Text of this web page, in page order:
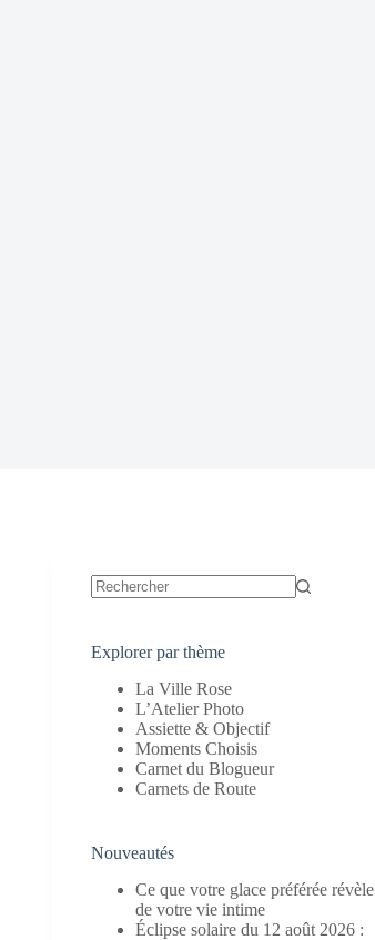
Explorer par thème
La Ville Rose
L’Atelier Photo
Assiette & Objectif
Moments Choisis
Carnet du Blogueur
Carnets de Route
Nouveautés
Ce que votre glace préférée révèle
de votre vie intime
Éclipse solaire du 12 août 2026 :